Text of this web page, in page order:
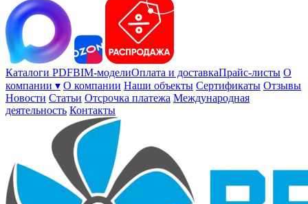
Каталоги PDFBIM-моделиОплата и доставкаПрайс-листы О
компании ▾ О компании Наши объекты Сертификаты Отзывы
Новости Статьи Отсрочка платежа Международная
деятельность Контакты